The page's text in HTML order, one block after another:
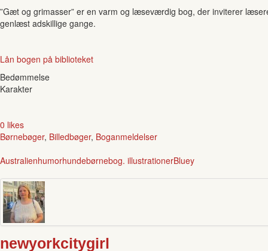
”Gæt og grimasser” er en varm og læseværdig bog, der inviterer
genlæst adskillige gange.
Lån bogen på biblioteket
Bedømmelse
Karakter
0 likes
Børnebøger, Billedbøger, Boganmeldelser
Australienhumorhundebørnebog. illustrationerBluey
newyorkcitygirl